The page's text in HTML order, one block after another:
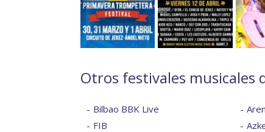
Otros festivales musicales
Bilbao BBK Live
FIB